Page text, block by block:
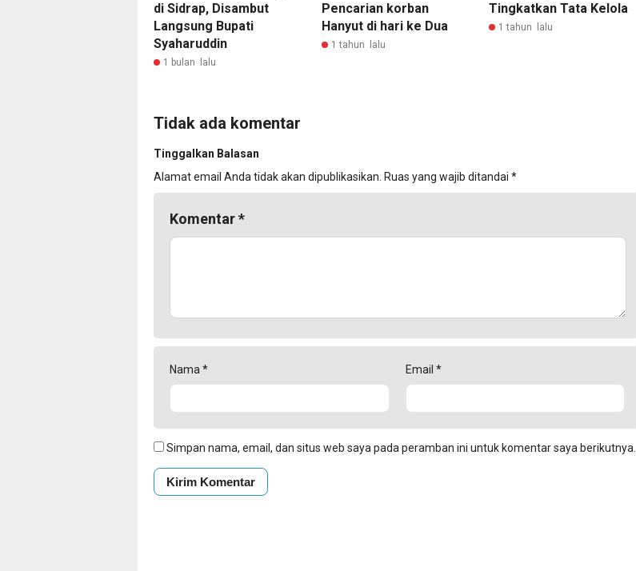
di Sidrap, Disambut
Langsung Bupati
Syaharuddin
1 bulan lalu
Pencarian korban
Hanyut di hari ke Dua
1 tahun lalu
Tingkatkan Tata Kelola
1 tahun lalu
Tidak ada komentar
Tinggalkan Balasan
Alamat email Anda tidak akan dipublikasikan. Ruas yang wajib ditandai *
Komentar*
Nama* Email *
Simpan nama, email, dan situs web saya pada peramban ini untuk komentar saya berikutnya.